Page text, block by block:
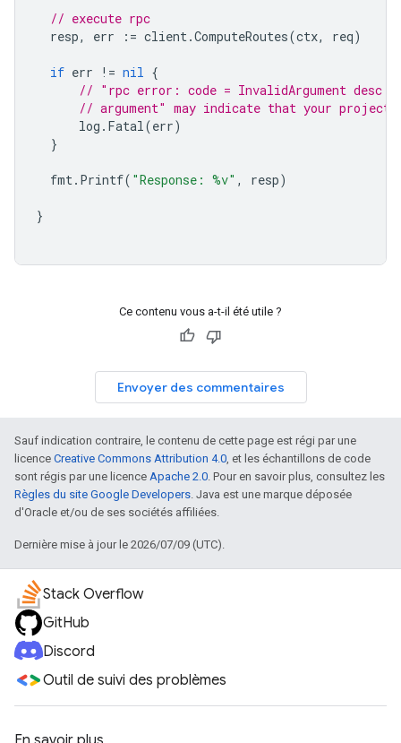
// execute rpc
resp, err := client.ComputeRoutes(ctx, req)
if err != nil {
// "rpc error: code = InvalidArgument desc
// argument" may indicate that your project
log . Fatal(err)
}
fmt. Printf( "Response: %v" , resp)
}
Ce contenu vous a-t-il été utile ?
Envoyer des commentaires
Sauf indication contraire, le contenu de cette page est régi par une
licence Creative Commons Attribution 4.0, et les échantillons de code
sont régis par une licence Apache 2.0. Pour en savoir plus, consultez les
Règles du site Google Developers. Java est une marque déposée
d'Oracle et/ou de ses sociétés affiliées.
Dernière mise à jour le 2026/07/09 (UTC).
Stack Overflow
GitHub
Discord
Outil de suivi des problèmes